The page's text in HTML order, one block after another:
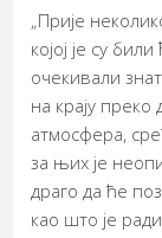
„Прије
којој је су
очекивали
на крају преко
атмосфера,
за њих је
драго да ће
као што је